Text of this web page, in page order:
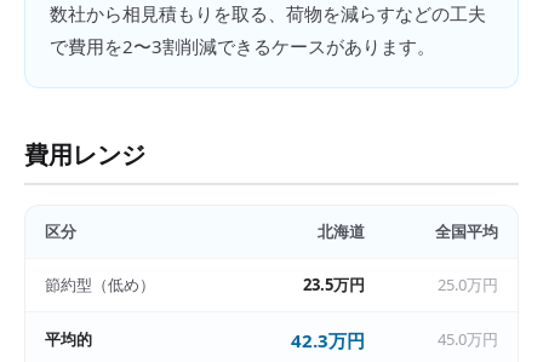
数社から相見積もりを取る、荷物を減らすなどの工夫
で費用を2〜3割削減できるケースがあります。
費用レンジ
区分 北海道 全国平均
節約型（低め） 23.5万円 25.0万円
平均的 42.3万円 45.0万円